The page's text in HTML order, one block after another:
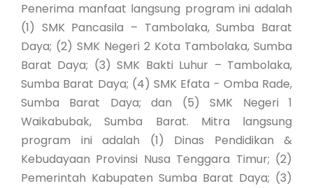
Penerima manfaat langsung program ini adalah
(1) SMK Pancasila – Tambolaka, Sumba Barat
Daya; (2) SMK Negeri 2 Kota Tambolaka, Sumba
Barat Daya; (3) SMK Bakti Luhur – Tambolaka,
Sumba Barat Daya; (4) SMK Efata - Omba Rade,
Sumba Barat Daya; dan (5) SMK Negeri 1
Waikabubak, Sumba Barat. Mitra langsung
program ini adalah (1) Dinas Pendidikan &
Kebudayaan Provinsi Nusa Tenggara Timur; (2)
Pemerintah Kabupaten Sumba Barat Daya; (3)